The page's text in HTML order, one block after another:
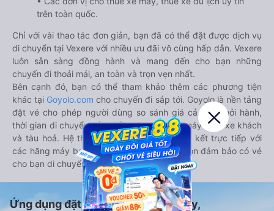
trên toàn quốc.
Chỉ với vài thao tác đơn giản, bạn đã có thể đặt được dịch vụ
di chuyển tại Vexere với nhiều ưu đãi vô cùng hấp dẫn. Vexere
luôn sẵn sàng đồng hành và mang đến cho bạn những
chuyến đi thoải mái, an toàn và trọn vẹn nhất.
Bên cạnh đó, bạn có thể tham khảo thêm các phương tiện
khác tại Goyolo.com cho chuyến đi sắp tới. Goyolo là nền tảng
đặt vé cho phép người dùng so sánh giá cả, giờ khởi hành,
thời gian di chuyển của nhiều phương tiện máy bay, xe khách
và tàu hoả. Hệ thống của Goyolo được liên kết trực tiếp với
các hãng máy bay, xe khách và tàu hoả, luôn đảm bảo có vé
cho bạn di chuyển.
Ứng dụng đặt vé Xe khách, Máy bay,